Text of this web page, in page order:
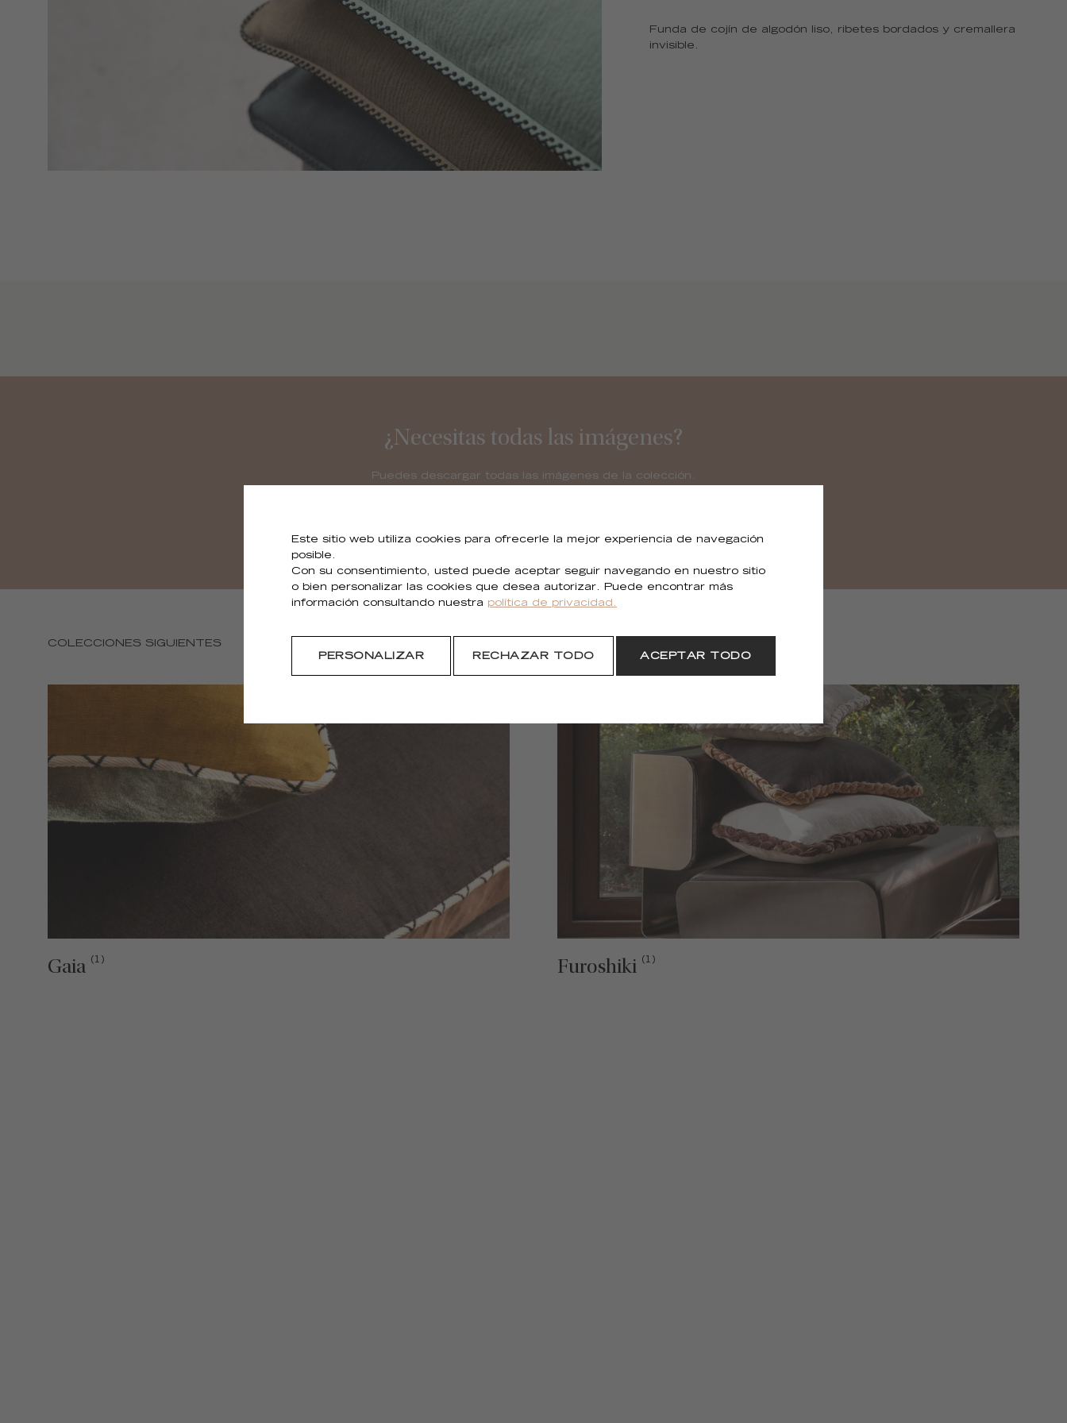
Funda de cojín de algodón liso, ribetes bordados y cremallera
invisible.
¿Necesitas todas las imágenes?
Puedes descargar todas las imágenes de la colección.
COLECCIONES SIGUIENTES
Gaia (1) Furoshiki (1)
Este sitio web utiliza cookies para ofrecerle la mejor experiencia de navegación
posible.
Con su consentimiento, usted puede aceptar seguir navegando en nuestro sitio
o bien personalizar las cookies que desea autorizar. Puede encontrar más
información consultando nuestra política de privacidad.
PERSONALIZAR RECHAZAR TODO ACEPTAR TODO